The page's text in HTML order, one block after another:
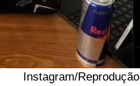
Instagram/Reprodução